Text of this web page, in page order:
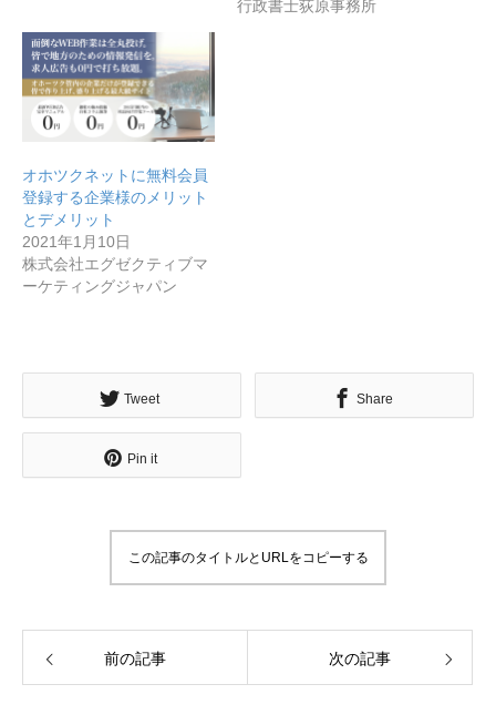
無料で登録したい企業様はこちら
メディア取材受付口はこちら
北海道最強のビジネス課題解決コミュニティ【北海道オ
ンラインアジト】
無料で登録したい企業様はこちら
行政書士荻原事務所
オホツクネットに無料会員
登録する企業様のメリット
とデメリット
2021年1月10日
株式会社エグゼクティブマ
ーケティングジャパン
Tweet Share
Pin it
この記事のタイトルとURLをコピーする
前の記事 次の記事